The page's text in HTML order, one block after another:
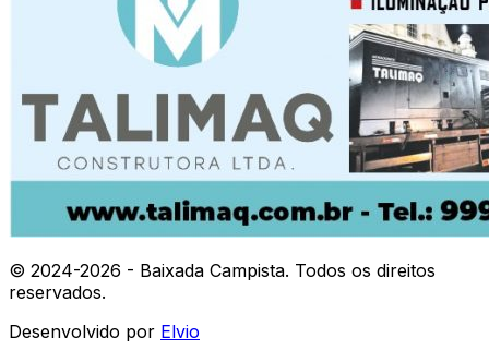
© 2024-2026 - Baixada Campista. Todos os direitos
reservados.
Desenvolvido por Elvio